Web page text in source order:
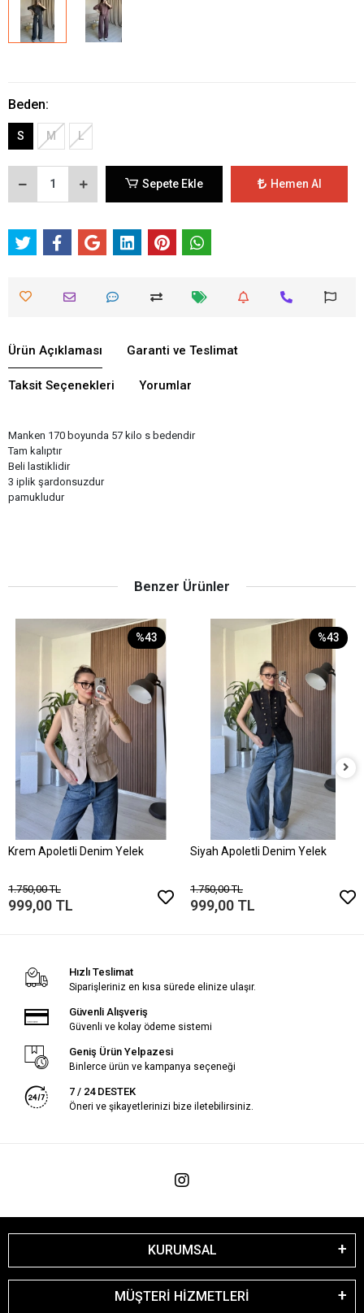
Beden:
S M L
Sepete Ekle Hemen Al
Ürün Açıklaması Garanti ve Teslimat
Taksit Seçenekleri Yorumlar
Manken 170 boyunda 57 kilo s bedendir
Tam kalıptır
Beli lastiklidir
3 iplik şardonsuzdur
pamukludur
Benzer Ürünler
%43
Krem Apoletli Denim Yelek
1.750,00 TL
999,00 TL
%43
Siyah Apoletli Denim Yelek
1.750,00 TL
999,00 TL
Hızlı Teslimat
Siparişleriniz en kısa sürede elinize ulaşır.
Güvenli Alışveriş
Güvenli ve kolay ödeme sistemi
Geniş Ürün Yelpazesi
Binlerce ürün ve kampanya seçeneği
7 / 24 DESTEK
Öneri ve şikayetlerinizi bize iletebilirsiniz.
KURUMSAL
MÜŞTERİ HİZMETLERİ